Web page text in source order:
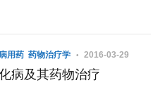
用药 药物治疗学 2016-03-29
病及其药物治疗